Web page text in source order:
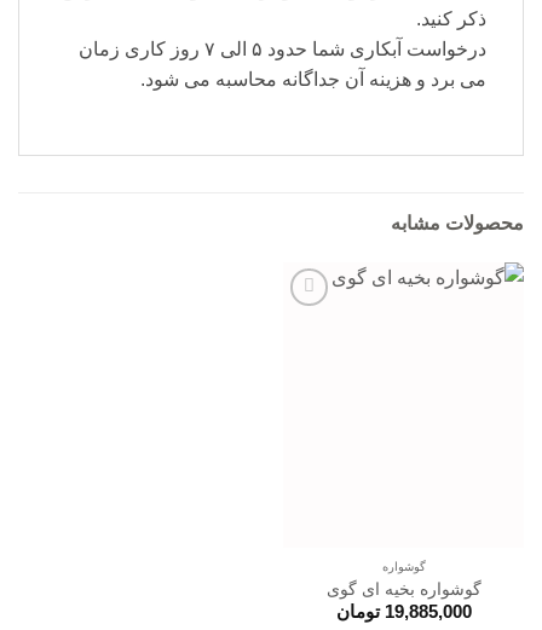
ذکر کنید.
درخواست آبکاری شما حدود ۵ الی ۷ روز کاری زمان
می برد و هزینه آن جداگانه محاسبه می شود.
محصولات مشابه
گوشواره
گوشواره بخیه ای گوی
19,885,000 تومان